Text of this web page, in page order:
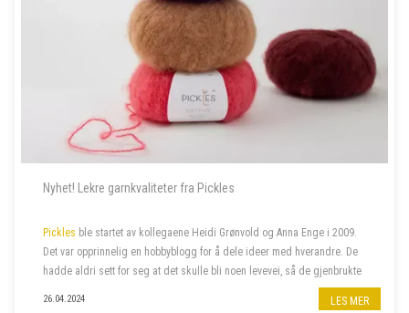
Nyhet! Lekre garnkvaliteter fra Pickles
Pickles ble startet av kollegaene Heidi Grønvold og Anna Enge i 2009.
Det var opprinnelig en hobbyblogg for å dele ideer med hverandre. De
hadde aldri sett for seg at det skulle bli noen levevei, så de gjenbrukte
domenenavnet Heidi hadde liggende fra et annet prosjekt, nemlig
26.04.2024 LES MER